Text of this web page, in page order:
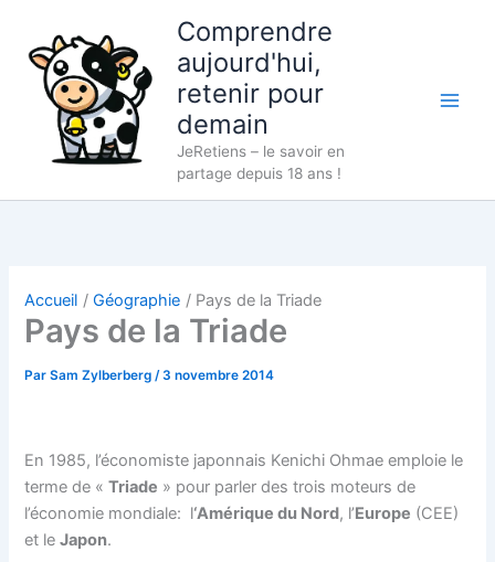
contenu
Comprendre
aujourd'hui,
retenir pour
demain
JeRetiens – le savoir en
partage depuis 18 ans !
Accueil Géographie Pays de la Triade
Pays de la Triade
ParSam Zylberberg/3 novembre 2014
En 1985, l’économiste japonnais Kenichi Ohmae emploie le
terme de «Triade » pour parler des trois moteurs de
l’économie mondiale: l‘Amérique du Nord, l’Europe (CEE)
et leJapon.